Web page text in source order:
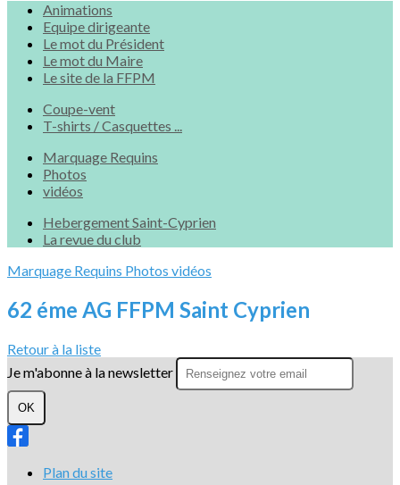
Animations
Equipe dirigeante
Le mot du Président
Le mot du Maire
Le site de la FFPM
Coupe-vent
T-shirts / Casquettes ...
Marquage Requins
Photos
vidéos
Hebergement Saint-Cyprien
La revue du club
Marquage Requins Photos vidéos
62 éme AG FFPM Saint Cyprien
Retour à la liste
Je m'abonne à la newsletter
OK
Plan du site